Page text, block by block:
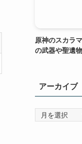
原神のスカラ
の武器や聖遺
アーカイブ
ー